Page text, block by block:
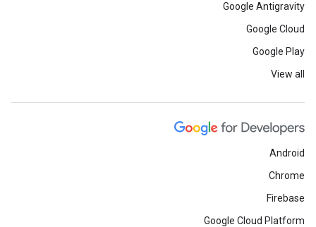
Google Antigravity
Google Cloud
Google Play
View all
Android
Chrome
Firebase
Google Cloud Platform